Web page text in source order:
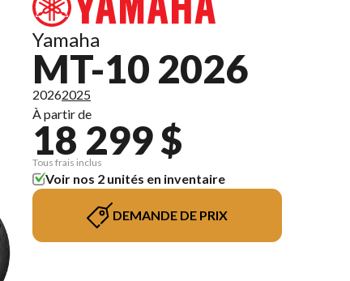
Yamaha
MT-10 2026
20262025
À partir de
18 299 $
Tous frais inclus
Voir nos 2 unités en inventaire
DEMANDE DE PRIX